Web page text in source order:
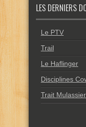
LES DERNIERS
Le PTV
Trail
Le Haflinger
Disciplines
Trait